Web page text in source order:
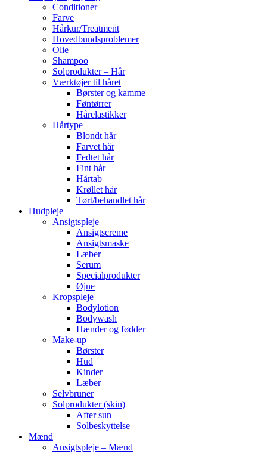
Conditioner
Farve
Hårkur/Treatment
Hovedbundsproblemer
Olie
Shampoo
Solprodukter – Hår
Værktøjer til håret
Børster og kamme
Føntørrer
Hårelastikker
Hårtype
Blondt hår
Farvet hår
Fedtet hår
Fint hår
Hårtab
Krøllet hår
Tørt/behandlet hår
Hudpleje
Ansigtspleje
Ansigtscreme
Ansigtsmaske
Læber
Serum
Specialprodukter
Øjne
Kropspleje
Bodylotion
Bodywash
Hænder og fødder
Make-up
Børster
Hud
Kinder
Læber
Selvbruner
Solprodukter (skin)
After sun
Solbeskyttelse
Mænd
Ansigtspleje – Mænd